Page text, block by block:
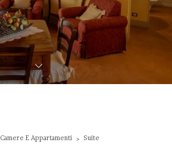
Camere E Appartamenti Suite